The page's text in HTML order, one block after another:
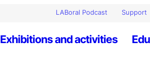
LABoral Podcast Support
Exhibitions and activities